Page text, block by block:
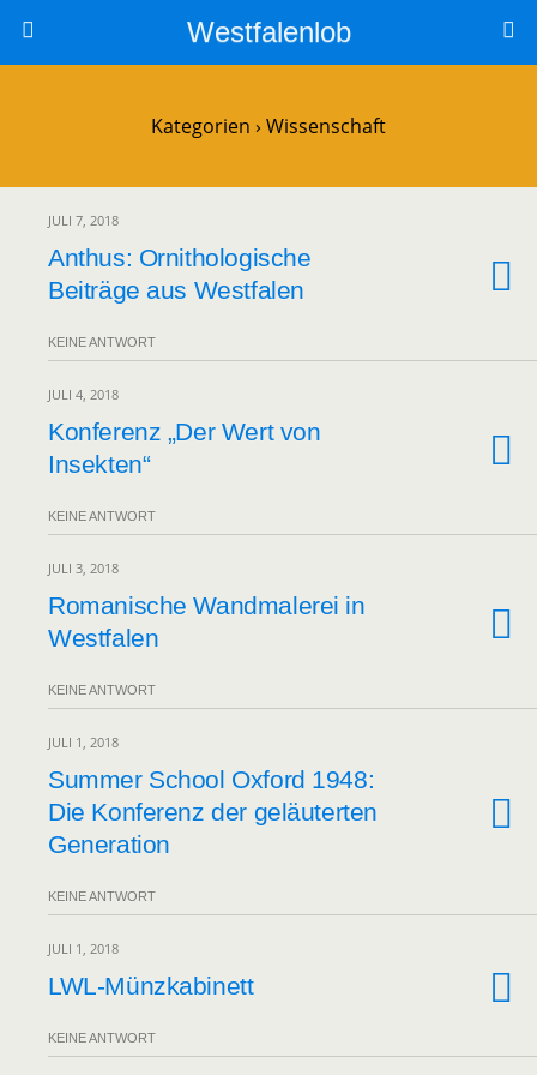
Westfalenlob
Kategorien › Wissenschaft
JULI 7, 2018
Anthus: Ornithologische
Beiträge aus Westfalen
KEINE ANTWORT
JULI 4, 2018
Konferenz „Der Wert von
Insekten“
KEINE ANTWORT
JULI 3, 2018
Romanische Wandmalerei in
Westfalen
KEINE ANTWORT
JULI 1, 2018
Summer School Oxford 1948:
Die Konferenz der geläuterten
Generation
KEINE ANTWORT
JULI 1, 2018
LWL-Münzkabinett
KEINE ANTWORT